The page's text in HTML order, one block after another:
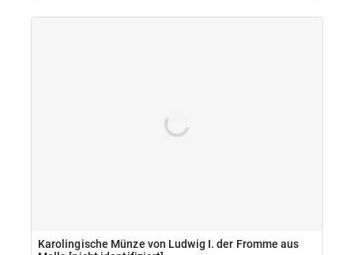
Karolingische Münze von Ludwig I. der Fromme aus